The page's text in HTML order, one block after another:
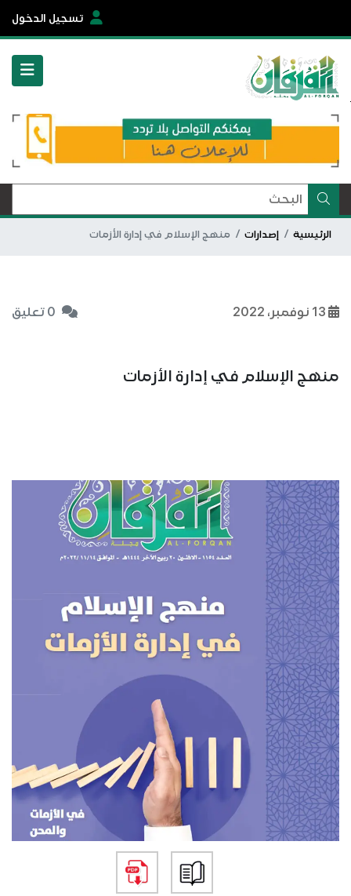
تسجيل الدخول
الرئيسية إصدارات منهج الإسلام في إدارة الأزمات
0 تعليق
منهج الإسلام في إدارة الأزمات